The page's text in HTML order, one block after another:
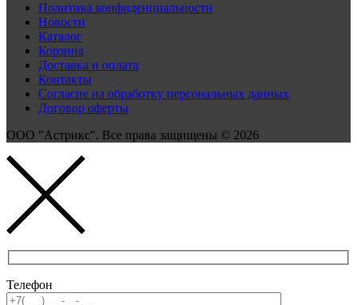
Политика конфиденциальности
Новости
Каталог
Корзина
Доставка и оплата
Контакты
Согласие на обработку персональных данных
Договор оферты
ООО "Астрикс". Все права защищены © 2026
Телефон